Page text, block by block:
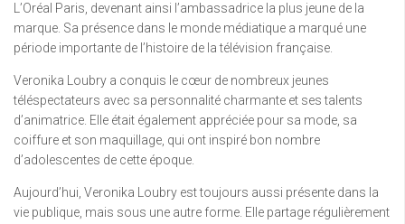
L’Oréal Paris, devenant ainsi l’ambassadrice la plus jeune de la
marque. Sa présence dans le monde médiatique a marqué une
période importante de l’histoire de la télévision française.
Veronika Loubry a conquis le cœur de nombreux jeunes
téléspectateurs avec sa personnalité charmante et ses talents
d’animatrice. Elle était également appréciée pour sa mode, sa
coiffure et son maquillage, qui ont inspiré bon nombre
d’adolescentes de cette époque.
Aujourd’hui, Veronika Loubry est toujours aussi présente dans la
vie publique, mais sous une autre forme. Elle partage régulièrement